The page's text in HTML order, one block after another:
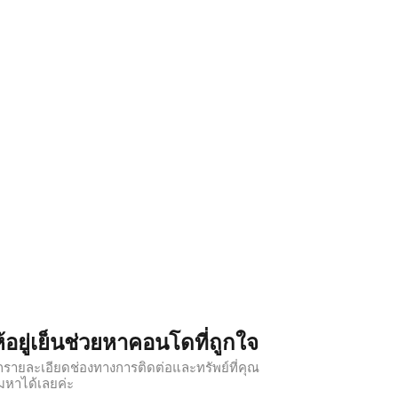
อยู่เย็นช่วยหาคอนโดที่ถูกใจ
รายละเอียดช่องทางการติดต่อและทรัพย์ที่คุณ
หาได้เลยค่ะ